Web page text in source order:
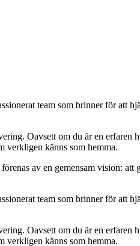
team som brinner för att
Oavsett om du är en
verkligen känns som hemma.
av en gemensam vision:
team som brinner för att
Oavsett om du är en
verkligen känns som hemma.